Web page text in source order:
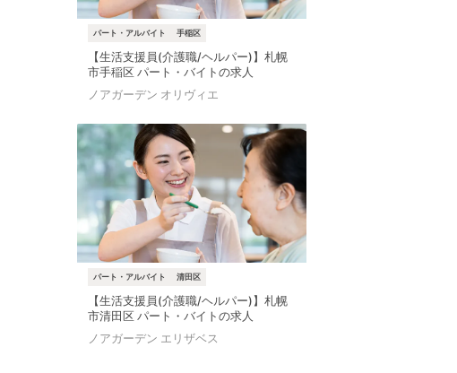
パート・アルバイト 手稲区
【生活支援員(介護職/ヘルパー)】札幌
市手稲区 パート・バイトの求人
ノアガーデン オリヴィエ
パート・アルバイト 清田区
【生活支援員(介護職/ヘルパー)】札幌
市清田区 パート・バイトの求人
ノアガーデン エリザベス